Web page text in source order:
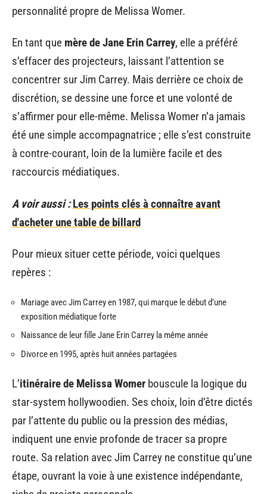
personnalité propre de Melissa Womer.
En tant que mère de Jane Erin Carrey, elle a préféré
s’effacer des projecteurs, laissant l’attention se
concentrer sur Jim Carrey. Mais derrière ce choix de
discrétion, se dessine une force et une volonté de
s’affirmer pour elle-même. Melissa Womer n’a jamais
été une simple accompagnatrice ; elle s’est construite
à contre-courant, loin de la lumière facile et des
raccourcis médiatiques.
A voir aussi : Les points clés à connaître avant
d'acheter une table de billard
Pour mieux situer cette période, voici quelques
repères :
Mariage avec Jim Carrey en 1987, qui marque le début d’une
exposition médiatique forte
Naissance de leur fille Jane Erin Carrey la même année
Divorce en 1995, après huit années partagées
L’itinéraire de Melissa Womer bouscule la logique du
star-system hollywoodien. Ses choix, loin d’être dictés
par l’attente du public ou la pression des médias,
indiquent une envie profonde de tracer sa propre
route. Sa relation avec Jim Carrey ne constitue qu’une
étape, ouvrant la voie à une existence indépendante,